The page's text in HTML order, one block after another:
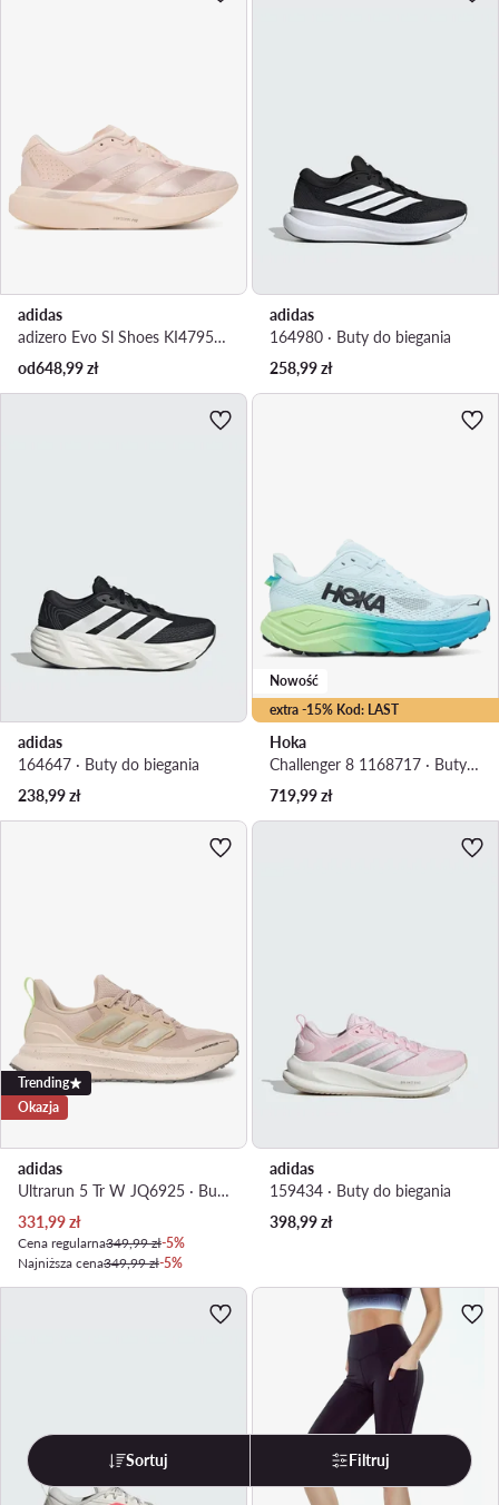
adidas
adizero Evo Sl Shoes KI4795 · Buty do biegania
od648,99zł
adidas
164980 · Buty do biegania
258,99zł
adidas
164647 · Buty do biegania
238,99zł
extra -15% Kod: LAST
Nowość
Hoka
Challenger 8 1168717 · Buty do biegania
719,99zł
Trending
Okazja
adidas
Ultrarun 5 Tr W JQ6925 · Buty do biegania
Aktualna cena
331,99zł
Cena regularna349,99 zł-5%
Najniższa cena349,99 zł-5%
adidas
159434 · Buty do biegania
398,99zł
Sortuj Filtruj